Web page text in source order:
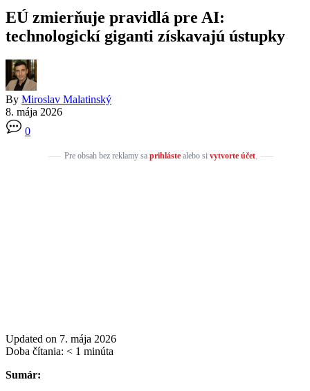
EÚ zmierňuje pravidlá pre AI:
technologickí giganti získavajú ústupky
By Miroslav Malatinský
8. mája 2026
0
Pre obsah bez reklamy sa prihlástealebo si vytvorte účet.
Updated on 7. mája 2026
Doba čítania: < 1 minúta
Sumár: